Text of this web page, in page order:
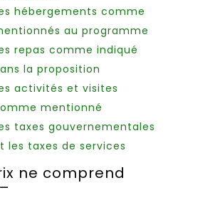
hébergements comme
au programme
repas comme indiqué
la proposition
activités et visites
mentionné
taxes gouvernementales
les taxes de services
ne comprend